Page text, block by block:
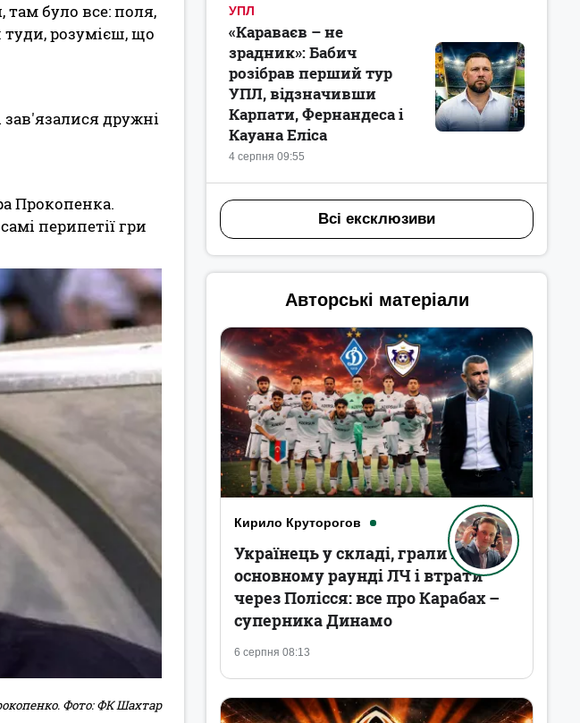
було все: поля,
розумієш, що
дружні
Прокопенка.
перипетії гри
Фото: ФК Шахтар
УПЛ
4 серпня 09:55
«Караваєв – не
зрадник»: Бабич
розібрав перший тур
УПЛ, відзначивши
Карпати, Фернандеса і
Кауана Еліса
Всі ексклюзиви
Авторські матеріали
Кирило Круторогов
6 серпня 08:13
Українець у складі, грали в
основному раунді ЛЧ і втрати
через Полісся: все про Карабах –
суперника Динамо